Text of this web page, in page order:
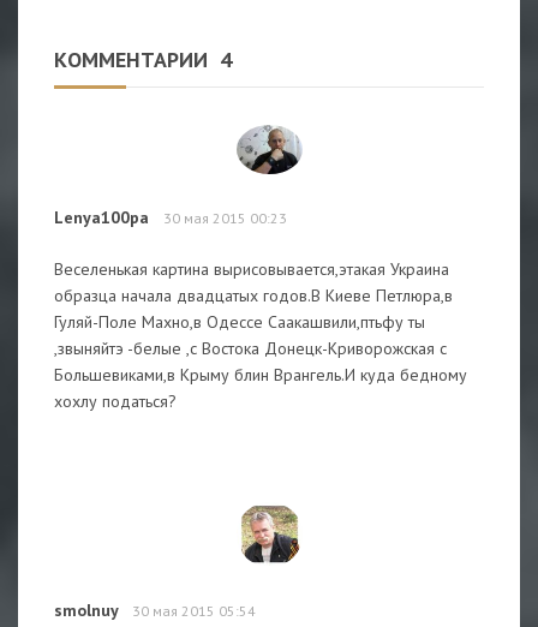
КОММЕНТАРИИ 4
Lenya100pa 30 мая 2015 00:23
Веселенькая картина вырисовывается,этакая Украина
образца начала двадцатых годов.В Киеве Петлюра,в
Гуляй-Поле Махно,в Одессе Саакашвили,птьфу ты
,звыняйтэ -белые ,с Востока Донецк-Криворожская с
Большевиками,в Крыму блин Врангель.И куда бедному
хохлу податься?
smolnuy 30 мая 2015 05:54